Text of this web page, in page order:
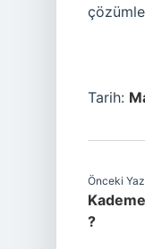
Tarih:
Önceki
?